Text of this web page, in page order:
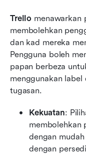
Trello menawarkan
membolehkan
dan kad mereka
Pengguna boleh
papan berbeza
menggunakan
tugasan.
Kekuatan:
membolehkan
dengan
dengan